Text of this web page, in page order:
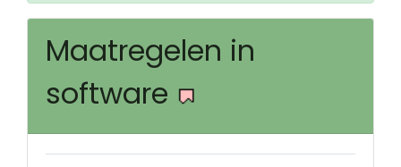
Maatregelen in
software